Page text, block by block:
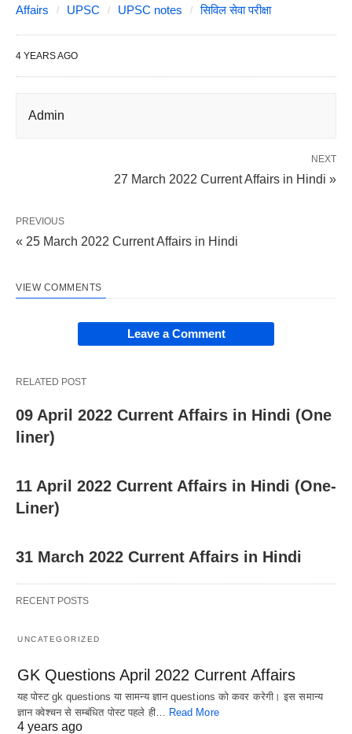
Affairs
UPSC UPSC notes सिविल सेवा परीक्षा
4 YEARS AGO
Admin
NEXT
27 March 2022 Current Affairs in Hindi »
PREVIOUS
« 25 March 2022 Current Affairs in Hindi
VIEW COMMENTS
Leave a Comment
RELATED POST
09 April 2022 Current Affairs in Hindi (One
liner)
11 April 2022 Current Affairs in Hindi (One-
Liner)
31 March 2022 Current Affairs in Hindi
RECENT POSTS
UNCATEGORIZED
GK Questions April 2022 Current Affairs
यह पोस्ट gk questions या सामन्य ज्ञान questions को कवर करेगी। इस समान्य
ज्ञान क्वेश्चन से सम्बंधित पोस्ट पहले ही…
Read More
4 years ago